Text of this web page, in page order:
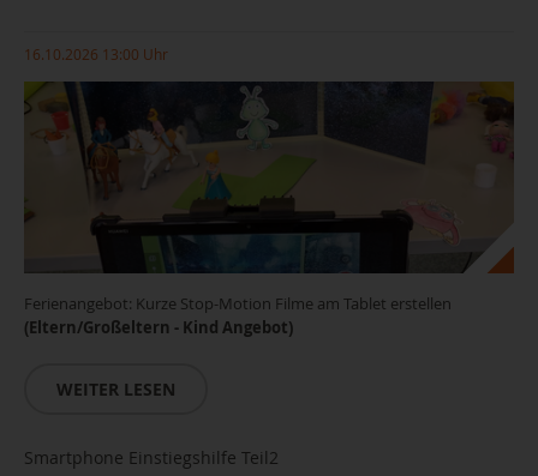
16.10.2026 13:00 Uhr
Ferienangebot: Kurze Stop-Motion Filme am Tablet erstellen
(Eltern/Großeltern - Kind Angebot)
WEITER LESEN
Smartphone Einstiegshilfe Teil2